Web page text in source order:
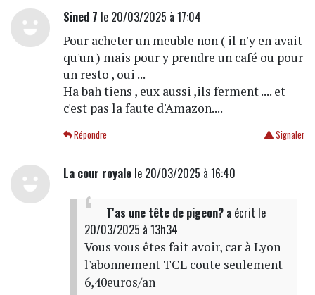
Sined 7 le 20/03/2025 à 17:04
Pour acheter un meuble non ( il n'y en avait
qu'un ) mais pour y prendre un café ou pour
un resto , oui ...
Ha bah tiens , eux aussi ,ils ferment .... et
c'est pas la faute d'Amazon....
Signaler
Répondre
La cour royalele 20/03/2025 à 16:40
T'as une tête de pigeon?a écrit le
20/03/2025 à 13h34
Vous vous êtes fait avoir, car à Lyon
l'abonnement TCL coute seulement
6,40euros/an